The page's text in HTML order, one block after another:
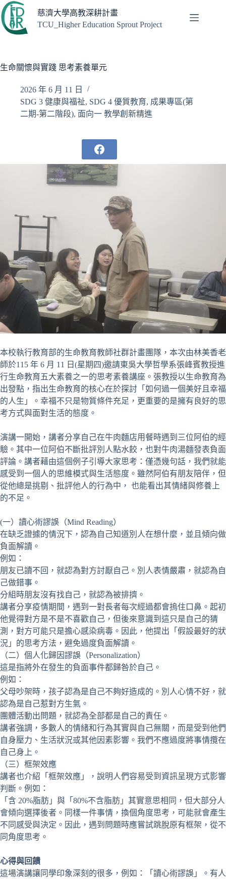
跳
至
主
容
慈濟大學高教深耕計畫
TCU_Higher Education Sprout Project
生命關懷與實踐 思考素養單元
2026 年 6 月 11 日
SDG 3 健康與福祉, SDG 4 優質教育, 成果專區(第
二期-第二階段), 面向一 教學創新精進
本校執行教育部的生命教育教師社群計畫團隊，本次由林美香老
師於115 年 6 月 11 日(星期四)邀請東吳大學哲學系張峰賓教授進
行生命教育五大素養之一的思考素養講座。張教授以生命教育為
出發點，指出生命教育的核心在於探討「如何過一個美好且幸福
的人生」。幸福不只是物質條件充足，更重要的是擁有良好的思
考方式與面對生活的態度。
演講一開始，講者分享自己在牛肉麵店用餐時遇到三位阿伯的經
驗。其中一位阿伯不斷批評別人點水餃，也對牛肉湯麵發表負面
評論。講者藉由這個例子引導大家思考：僅憑幾句話，我們就能
感受到一個人的思維模式與生活態度。雖然阿伯有朋友陪伴，但
從他總是挑剔、批評他人的行為中， 也能看出其情緒與修養上
的不足。
(一）讀心術謬誤（Mind Reading）
在缺乏證據的情況下，認為自己知道別人在想什麼，並且傾向做
負面解讀。
例如：
朋友已讀不回，就認為對方討厭自己。別人表情嚴肅，就認為自
己做錯事。
分組時朋友沒有找自己，就認為被排擠。
講者分享疫情期間，遇到一對長者每次經過都會摀住口鼻。起初
他覺得對方是不是不喜歡自己，但後來意識到這只是自己的猜
測，對方可能只是擔心感染病毒。因此，他提出「假設最好的狀
況」的思考方法，避免過度負面解讀。
（二）個人化歸因謬誤（Personalization）
這是指將外在發生的負面事件都歸咎於自己。
例如：
父母吵架時，孩子認為是自己不夠好造成的。別人心情不好，就
認為是自己惹對方生氣。
團體活動出問題，就認為全部都是自己的責任。
講者強調，多數人的情緒和行為其實與自己無關，而是受到他們
自身壓力、生活狀況或其他因素影響。我們不應過度將事情攬在
自己身上。
（三）框架效應
講者也介紹「框架效應」，說明人們容易受到資訊呈現方式影響
判斷。例如：
「含 20%脂肪」與「80%不含脂肪」其實意思相同，但大部分人
會傾向選擇後者。同樣一件事情，換個角度思考，可能就會產生
不同感受與決定。因此，遇到問題時應嘗試跳脫原有框架，從不
同角度思考。
心得與回饋
這場演講讓同學印象深刻的很多，例如：「讀心術謬誤」。有人